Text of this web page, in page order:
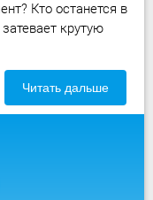
Кто останется в
крутую
Читать дальше